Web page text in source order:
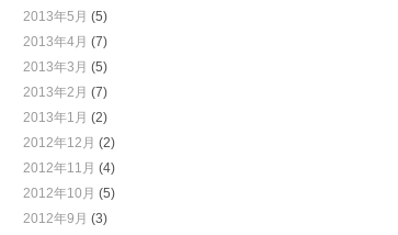
2013年5月 (5)
2013年4月 (7)
2013年3月 (5)
2013年2月 (7)
2013年1月 (2)
2012年12月 (2)
2012年11月 (4)
2012年10月 (5)
2012年9月 (3)